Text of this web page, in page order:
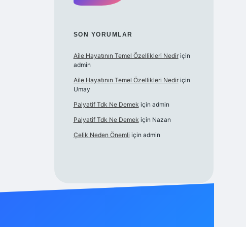
SON YORUMLAR
Aile Hayatının Temel Özellikleri Nediriçin
admin
Aile Hayatının Temel Özellikleri Nediriçin
Umay
Palyatif Tdk Ne Demek için admin
Palyatif Tdk Ne Demek için Nazan
Çelik Neden Önemli için admin